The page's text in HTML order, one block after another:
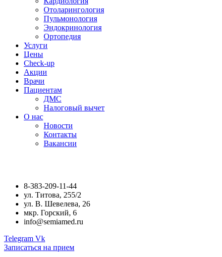
Отоларингология
Пульмонология
Эндокринология
Ортопедия
Услуги
Цены
Check-up
Акции
Врачи
Пациентам
ДМС
Налоговый вычет
О нас
Новости
Контакты
Вакансии
8-383-209-11-44
ул. Титова, 255/2
ул. В. Шевелева, 26
мкр. Горский, 6
info@semiamed.ru
Telegram Vk
Записаться на прием